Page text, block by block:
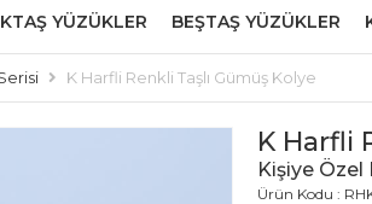
YÜZÜKLER BEŞTAŞ YÜZÜKLER
K Harfli Renkli Taşlı Gümüş Kolye
K Harfli
Kişiye Özel
Ürün Kodu :